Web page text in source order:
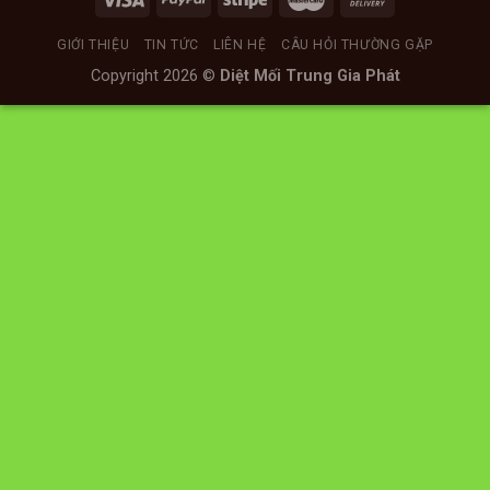
GIỚI THIỆU TIN TỨC LIÊN HỆ CÂU HỎI THƯỜNG GẶP
Copyright 2026 © Diệt Mối Trung Gia Phát